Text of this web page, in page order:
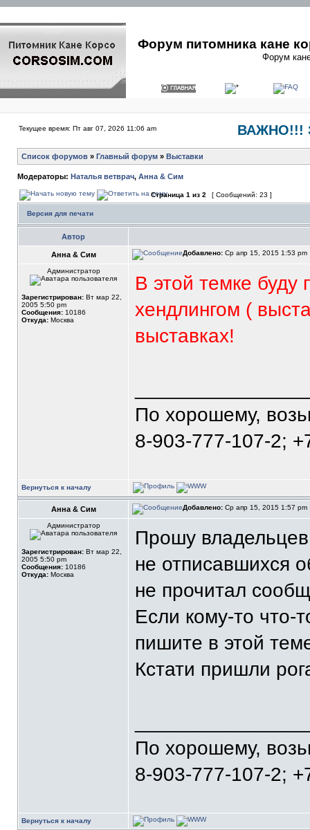
Форум питомника кане
Форум
Текущее время: Пт авг 07, 2026 11:06 am ВАЖНО!!!
Список форумов » Главный форум » Выставки
Модераторы: Наталья ветврач, Анна & Сим
Страница 1 из 2 [ Сообщений: 23 ]
Версия для печати
Автор
Анна & Сим Добавлено: Ср апр 15, 2015 1:53 pm
Администратор
Зарегистрирован: Вт мар 22,
2005 5:50 pm
Сообщения: 10186
Откуда: Москва
В этой темке буду
хендлингом (
выставках!
По хорошему,
8-903-777-107-2;
Вернуться к началу
Анна & Сим Добавлено: Ср апр 15, 2015 1:57 pm
Администратор
Зарегистрирован: Вт мар 22,
2005 5:50 pm
Сообщения: 10186
Откуда: Москва
Прошу владельцев
не отписавшихся
не прочитал
Если кому-то что-
пишите в этой
Кстати пришли
По хорошему,
8-903-777-107-2;
Вернуться к началу